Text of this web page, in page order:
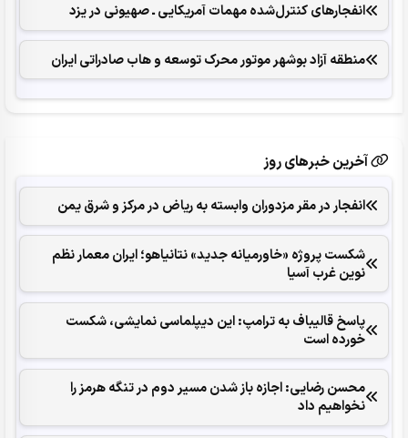
انفجارهای ‌کنترل‌شده ‌مهمات آمریکایی ـ صهیونی در یزد
منطقه آزاد بوشهر موتور محرک توسعه و هاب صادراتی ایران
آخرین خبرهای روز
انفجار در مقر مزدوران وابسته به ریاض در مرکز و شرق یمن
شکست پروژه «خاورمیانه جدید» نتانیاهو؛ ایران معمار نظم
نوین غرب آسیا
پاسخ قالیباف به ترامپ: این دیپلماسی نمایشی، شکست
خورده است
محسن رضایی: اجازه باز شدن مسیر دوم در تنگه هرمز را
نخواهیم داد